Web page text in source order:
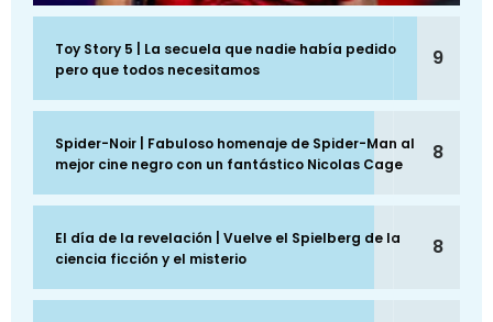
Toy Story 5 | La secuela que nadie había pedido
pero que todos necesitamos
9
Spider-Noir | Fabuloso homenaje de Spider-Man al
mejor cine negro con un fantástico Nicolas Cage
8
El día de la revelación | Vuelve el Spielberg de la
ciencia ficción y el misterio
8